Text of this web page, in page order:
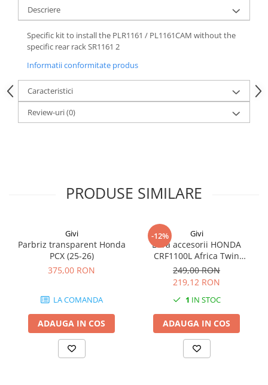
Descriere
Specific kit to install the PLR1161 / PL1161CAM without the
specific rear rack SR1161 2
Informatii conformitate produs
Caracteristici
Review-uri(0)
PRODUSE SIMILARE
Givi
Parbriz transparent Honda
PCX (25-26)
375,00 RON
LA COMANDA
ADAUGA IN COS
-12% Givi
Bara accesorii HONDA
CRF1100L Africa Twin
Adventure Sports (20 - 23)
CRF1100L Africa Twin
Adventure Sports (24)
CRF1100L AFRICA TWIN (24)
CRF1100L Africa Twin (20 -
23)
249,00 RON
219,12 RON
1 IN STOC
ADAUGA IN COS